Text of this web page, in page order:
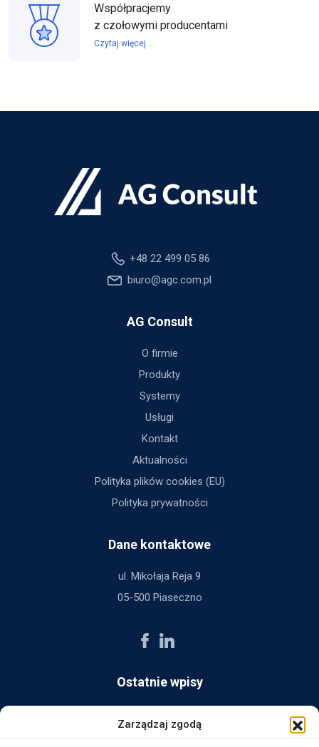
Zarządzaj zgodą
Współpracjemy
z czołowymi producentami
Czytaj więcej...
+48 22 499 05 86
biuro@agc.com.pl
AG Consult
O firmie
Produkty
Systemy
Usługi
Kontakt
Aktualności
Polityka plików cookies (EU)
Polityka prywatności
Dane kontaktowe
ul. Mikołaja Reja 9
05-500 Piaseczno
Ostatnie wpisy
Micro